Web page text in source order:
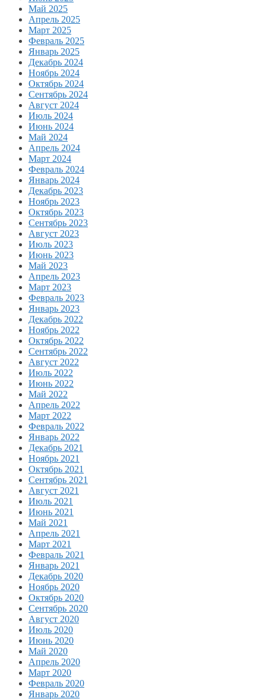
Май 2025
Апрель 2025
Март 2025
Февраль 2025
Январь 2025
Декабрь 2024
Ноябрь 2024
Октябрь 2024
Сентябрь 2024
Август 2024
Июль 2024
Июнь 2024
Май 2024
Апрель 2024
Март 2024
Февраль 2024
Январь 2024
Декабрь 2023
Ноябрь 2023
Октябрь 2023
Сентябрь 2023
Август 2023
Июль 2023
Июнь 2023
Май 2023
Апрель 2023
Март 2023
Февраль 2023
Январь 2023
Декабрь 2022
Ноябрь 2022
Октябрь 2022
Сентябрь 2022
Август 2022
Июль 2022
Июнь 2022
Май 2022
Апрель 2022
Март 2022
Февраль 2022
Январь 2022
Декабрь 2021
Ноябрь 2021
Октябрь 2021
Сентябрь 2021
Август 2021
Июль 2021
Июнь 2021
Май 2021
Апрель 2021
Март 2021
Февраль 2021
Январь 2021
Декабрь 2020
Ноябрь 2020
Октябрь 2020
Сентябрь 2020
Август 2020
Июль 2020
Июнь 2020
Май 2020
Апрель 2020
Март 2020
Февраль 2020
Январь 2020